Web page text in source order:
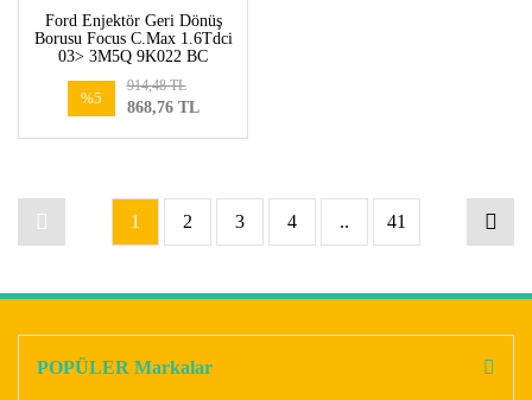
Ford Enjektör Geri Dönüş
Borusu Focus C.Max 1.6Tdci
03> 3M5Q 9K022 BC
%5
868,76 TL
914,48 TL
1 2 3 4 .. 41
POPÜLER Markalar